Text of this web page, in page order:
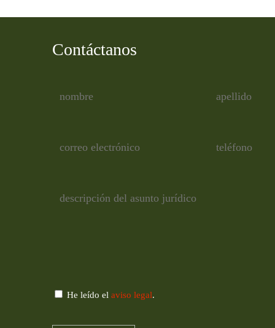
Contáctanos
He leído el aviso legal.